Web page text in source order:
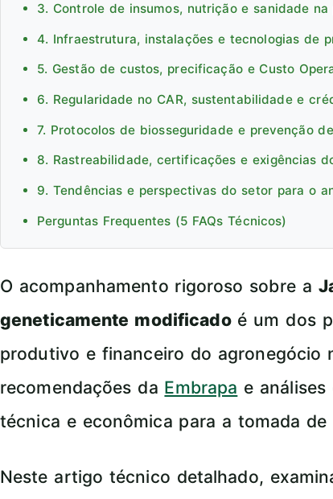
3. Controle de insumos, nutrição e sanidade na
4. Infraestrutura, instalações e tecnologias de
5. Gestão de custos, precificação e Custo
6. Regularidade no CAR, sustentabilidade e
7. Protocolos de biosseguridade e prevenção
8. Rastreabilidade, certificações e exigências
9. Tendências e perspectivas do setor para o
Perguntas Frequentes (5 FAQs Técnicos)
O acompanhamento rigoroso sobre a
geneticamente modificadoé um dos
produtivo e financeiro do agronegócio
recomendações da Embrapa e análises
técnica e econômica para a tomada de
Neste artigo técnico detalhado,